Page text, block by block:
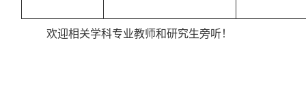
欢迎相关学科专业教师和研究生旁听！